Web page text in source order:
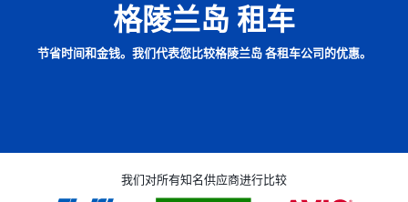
格陵兰岛 租车
节省时间和金钱。我们代表您比较格陵兰岛 各租车公司的优惠。
我们对所有知名供应商进行比较